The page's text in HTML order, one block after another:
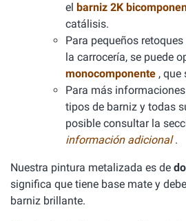
el barniz 2K
catálisis.
Para pequeños
la carrocería, se puede
monocomponente , que
Para más
tipos de barniz y todas
posible consultar la
información adicional.
Nuestra pintura metalizada es de
significa que tiene base mate y
barniz brillante.